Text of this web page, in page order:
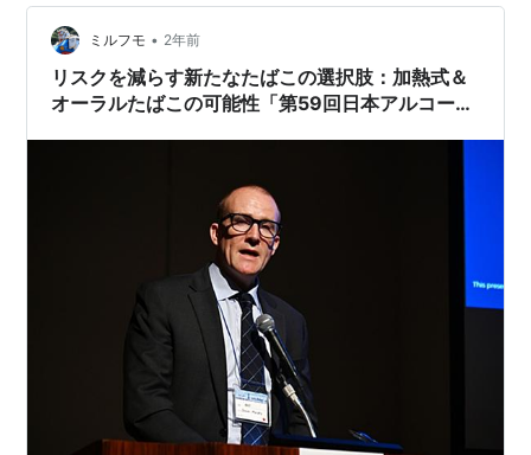
強くなりコンビニへ行きたい気持ちが強まっています。
それで紙タバコの代わりになんですが、今流行ってい
る”噛みタバコ”って奴を購入して…
ミルフモ • 2年前
リスクを減らす新たなたばこの選択肢：加熱式＆
オーラルたばこの可能性「第59回日本アルコー